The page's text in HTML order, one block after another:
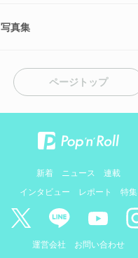
写真集
ページトップ
新着 ニュース
連載
インタビュー
レポート 特集
運営会社 お問い合わせ